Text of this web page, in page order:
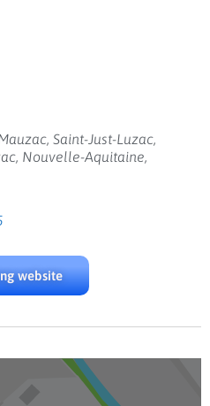
Saint-Just-Luzac,
Nouvelle-Aquitaine,
website